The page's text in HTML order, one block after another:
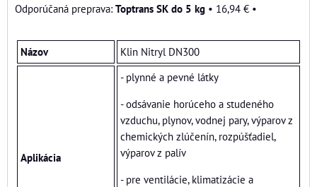
Toptrans SK do 5 kg • 16,94 € •
Názov Klin Nitryl DN300
Aplikácia
- plynné a pevné látky
- odsávanie horúceho a studeného
vzduchu, plynov, vodnej pary, výparov z
chemických zlúčenín, rozpúšťadiel,
výparov z palív
- pre ventilácie, klimatizácie a